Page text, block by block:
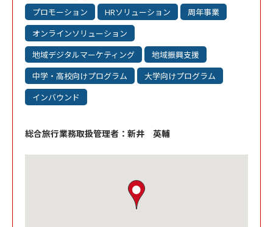
プロモーション
HRソリューション
周年事業
オンラインソリューション
地域デジタルマーケティング
地域振興支援
中学・高校向けプログラム
大学向けプログラム
インバウンド
総合旅行業務取扱管理者：新井 英輔